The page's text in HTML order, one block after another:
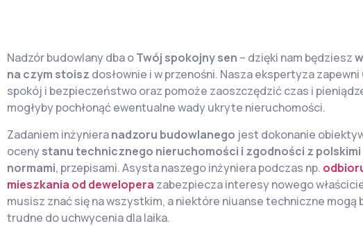
Nadzór budowlany dba oTwój spokojny sen – dzięki nam będziesz
na czym stoisz dosłownie i w przenośni. Nasza ekspertyza zapewni
spokój i bezpieczeństwo oraz pomoże zaoszczędzić czas i
mogłyby pochłonąć ewentualne wady ukryte nieruchomości.
Zadaniem inżynieranadzoru budowlanego jest dokonanie
ocenystanu technicznego nieruchomości i zgodności z polskimi
normami, przepisami. Asysta naszego inżyniera podczas np.
mieszkania od dewelopera zabezpiecza interesy nowego
musisz znać się na wszystkim, a niektóre niuanse techniczne mogą
trudne do uchwycenia dla laika.